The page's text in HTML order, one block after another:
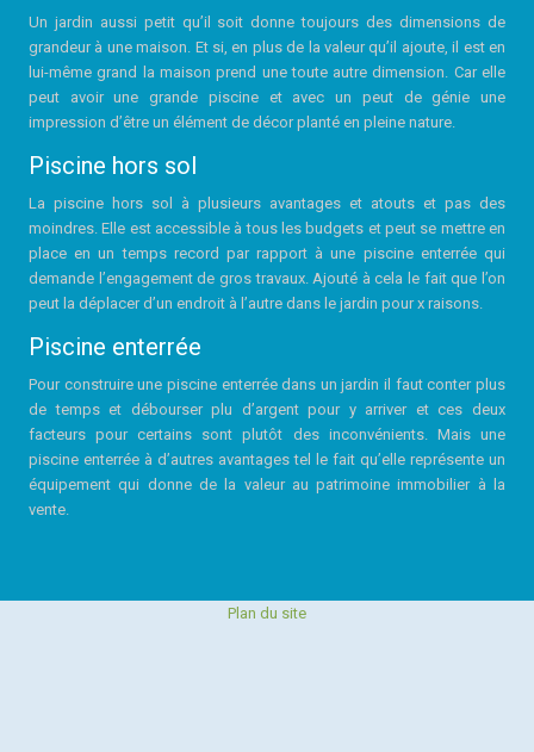
Un jardin aussi petit qu’il soit donne toujours des dimensions de
grandeur à une maison. Et si, en plus de la valeur qu’il ajoute, il est en
lui-même grand la maison prend une toute autre dimension. Car elle
peut avoir une grande piscine et avec un peut de génie une
impression d’être un élément de décor planté en pleine nature.
Piscine hors sol
La piscine hors sol à plusieurs avantages et atouts et pas des
moindres. Elle est accessible à tous les budgets et peut se mettre en
place en un temps record par rapport à une piscine enterrée qui
demande l’engagement de gros travaux. Ajouté à cela le fait que l’on
peut la déplacer d’un endroit à l’autre dans le jardin pour x raisons.
Piscine enterrée
Pour construire une piscine enterrée dans un jardin il faut conter plus
de temps et débourser plu d’argent pour y arriver et ces deux
facteurs pour certains sont plutôt des inconvénients. Mais une
piscine enterrée à d’autres avantages tel le fait qu’elle représente un
équipement qui donne de la valeur au patrimoine immobilier à la
vente.
Plan du site